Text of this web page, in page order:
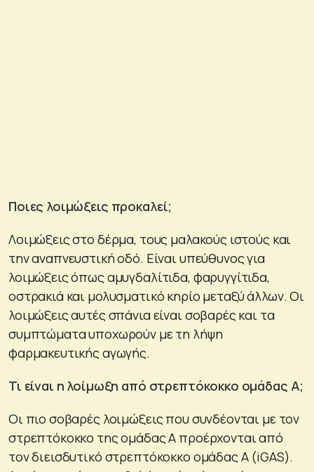
Ποιες λοιμώξεις προκαλεί;
Λοιμώξεις στο δέρμα, τους μαλακούς ιστούς και
την αναπνευστική οδό. Είναι υπεύθυνος για
λοιμώξεις όπως αμυγδαλίτιδα, φαρυγγίτιδα,
οστρακιά και μολυσματικό κηρίο μεταξύ άλλων. Οι
λοιμώξεις αυτές σπάνια είναι σοβαρές και τα
συμπτώματα υποχωρούν με τη λήψη
φαρμακευτικής αγωγής.
Τι είναι η λοίμωξη από στρεπτόκοκκο ομάδας Α;
Οι πιο σοβαρές λοιμώξεις που συνδέονται με τον
στρεπτόκοκκο της ομάδας Α προέρχονται από
τον διεισδυτικό στρεπτόκοκκο ομάδας Α (iGAS).